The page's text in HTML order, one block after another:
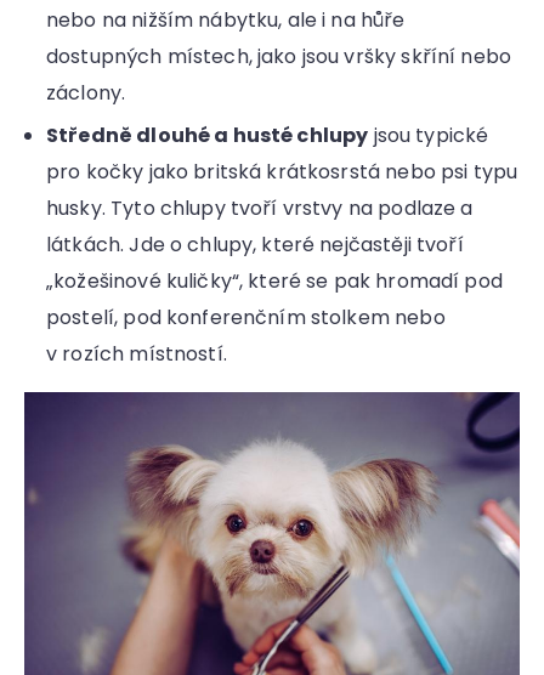
nebo na nižším nábytku, ale i na hůře
dostupných místech, jako jsou vršky skříní nebo
záclony.
Středně dlouhé a husté chlupy jsou typické
pro kočky jako britská krátkosrstá nebo psi typu
husky. Tyto chlupy tvoří vrstvy na podlaze a
látkách. Jde o chlupy, které nejčastěji tvoří
„kožešinové kuličky“, které se pak hromadí pod
postelí, pod konferenčním stolkem nebo
v rozích místností.